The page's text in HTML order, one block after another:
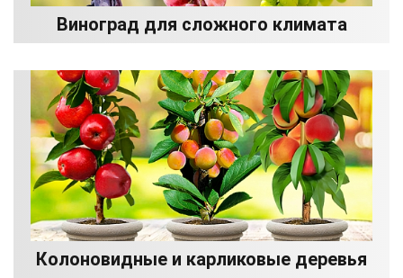
Виноград для сложного климата
Колоновидные и карликовые деревья